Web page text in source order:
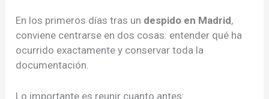
En los primeros días tras un despido en Madrid,
conviene centrarse en dos cosas: entender qué ha
ocurrido exactamente y conservar toda la
documentación.
Lo importante es reunir cuanto antes: